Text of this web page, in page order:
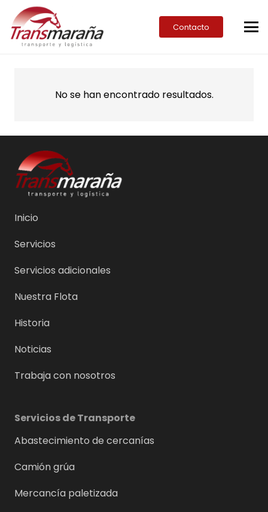
Contacto
No se han encontrado resultados.
Inicio
Servicios
Servicios adicionales
Nuestra Flota
Historia
Noticias
Trabaja con nosotros
Servicios de Transporte
Abastecimiento de cercanías
Camión grúa
Mercancía paletizada